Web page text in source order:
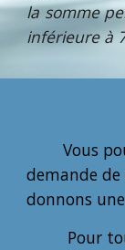
la somme
inférieure à
Vous
demande
donnons
Pour tous